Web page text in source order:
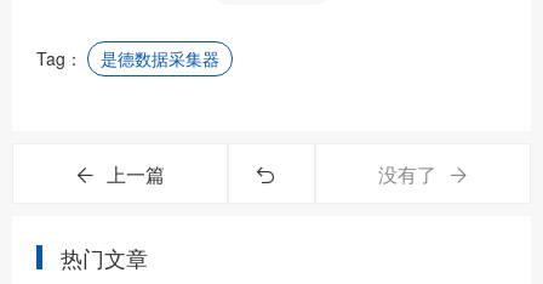
Tag： 是德数据采集器
上一篇 没有了
热门文章